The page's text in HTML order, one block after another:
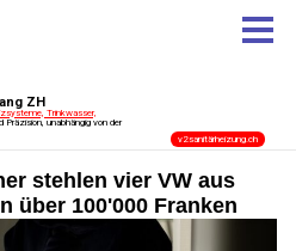
stehlen vier VW aus
über 100'000 Franken